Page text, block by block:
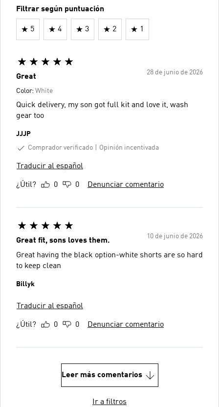
Filtrar según puntuación
5 4 3 2 1
28 de junio de 2026
Great
Color: White
Quick delivery, my son got full kit and love it, wash
gear too
JJJP
Comprador verificado
Opinión incentivada
Traducir al español
¿Útil? 0 0 Denunciar comentario
10 de junio de 2026
Great fit, sons loves them.
Great having the black option-white shorts are so hard
to keep clean
Billyk
Traducir al español
¿Útil? 0 0 Denunciar comentario
Leer más comentarios
Ir a filtros